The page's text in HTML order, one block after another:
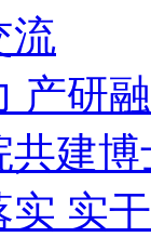
流
产研
建
实